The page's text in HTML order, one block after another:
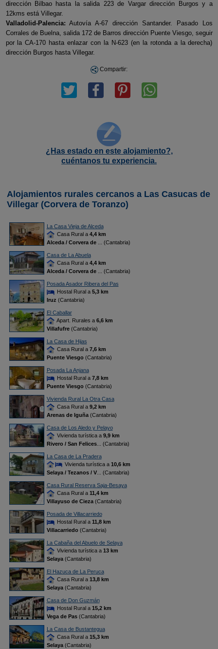
dirección Bilbao hasta la salida 223 de Vargar dirección Burgos y a
12kms está Villegar.
Valladolid-Palencia: Autovía A-67 dirección Santander. Pasado Los
Corrales de Buelna, salida 172 de Barros dirección Puente Viesgo, seguir
por la CA-170 hasta enlazar con la N-623 (en la rotonda a la derecha)
dirección Burgos hasta Villegar.
Compartir:
¿Has estado en este alojamiento?,
cuéntanos tu experiencia.
Alojamientos rurales cercanos a Las Casucas de
Villegar (Corvera de Toranzo)
La Casa Vieja de Alceda
Casa Rural a 4,4 km
Alceda / Corvera de
... (Cantabria)
Casa de La Abuela
Casa Rural a 4,4 km
Alceda / Corvera de
... (Cantabria)
Posada Asador Ribera del Pas
Hostal Rural a 5,3 km
Iruz (Cantabria)
El Caballar
Apart. Rurales a 6,6 km
Villafufre(Cantabria)
La Casa de Hijas
Casa Rural a 7,6 km
Puente Viesgo(Cantabria)
Posada La Anjana
Hostal Rural a 7,8 km
Puente Viesgo(Cantabria)
Vivienda Rural La Otra Casa
Casa Rural a 9,2 km
Arenas de Iguña(Cantabria)
Casa de Los Aledo y Pelayo
Vivienda turística a 9,9 km
Rivero / San Felices... (Cantabria)
La Casa de La Pradera
Vivienda turística a 10,6 km
Selaya / Tezanos / V... (Cantabria)
Casa Rural Reserva Saja-Besaya
Casa Rural a 11,4 km
Villayuso de Cieza(Cantabria)
Posada de Villacarriedo
Hostal Rural a 11,8 km
Villacarriedo(Cantabria)
La Cabaña del Abuelo de Selaya
Vivienda turística a 13 km
Selaya(Cantabria)
El Hazuca de La Peruca
Casa Rural a 13,8 km
Selaya(Cantabria)
Casa de Don Guzmán
Hostal Rural a 15,2 km
Vega de Pas(Cantabria)
La Casa de Bustantegua
Casa Rural a 15,3 km
Selaya(Cantabria)